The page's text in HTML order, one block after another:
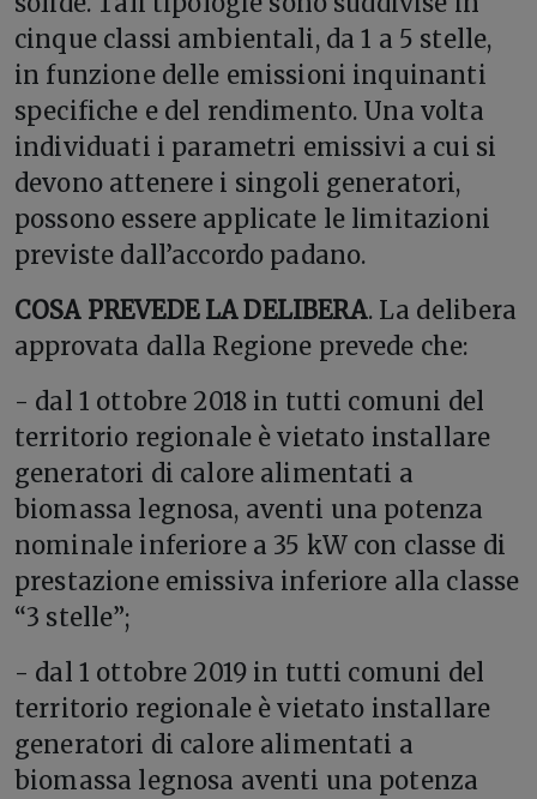
cinque classi ambientali, da 1 a 5 stelle,
in funzione delle emissioni inquinanti
specifiche e del rendimento. Una volta
individuati i parametri emissivi a cui si
devono attenere i singoli generatori,
possono essere applicate le limitazioni
previste dall’accordo padano.
COSA PREVEDE LA DELIBERA. La delibera
approvata dalla Regione prevede che:
- dal 1 ottobre 2018 in tutti comuni del
territorio regionale è vietato installare
generatori di calore alimentati a
biomassa legnosa, aventi una potenza
nominale inferiore a 35 kW con classe di
prestazione emissiva inferiore alla classe
“3 stelle”;
- dal 1 ottobre 2019 in tutti comuni del
territorio regionale è vietato installare
generatori di calore alimentati a
biomassa legnosa aventi una potenza